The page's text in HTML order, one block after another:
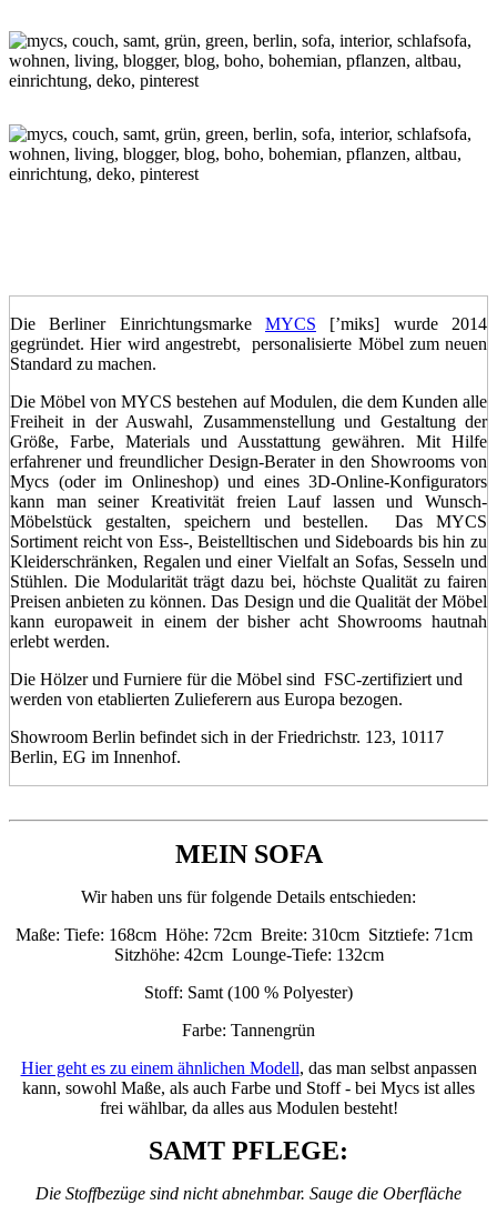
Die Berliner Einrichtungsmarke MYCS [’miks] wurde 2014
gegründet. Hier wird angestrebt, personalisierte Möbel zum neuen
Standard zu machen.
Die Möbel von MYCS bestehen auf Modulen, die dem Kunden alle
Freiheit in der Auswahl, Zusammenstellung und Gestaltung der
Größe, Farbe, Materials und Ausstattung gewähren. Mit Hilfe
erfahrener und freundlicher Design-Berater in den Showrooms von
Mycs (oder im Onlineshop) und eines 3D-Online-Konfigurators
kann man seiner Kreativität freien Lauf lassen und Wunsch-
Möbelstück gestalten, speichern und bestellen. Das MYCS
Sortiment reicht von Ess-, Beistelltischen und Sideboards bis hin zu
Kleiderschränken, Regalen und einer Vielfalt an Sofas, Sesseln und
Stühlen. Die Modularität trägt dazu bei, höchste Qualität zu fairen
Preisen anbieten zu können. Das Design und die Qualität der Möbel
kann europaweit in einem der bisher acht Showrooms hautnah
erlebt werden.
Die Hölzer und Furniere für die Möbel sind FSC-zertifiziert und
werden von etablierten Zulieferern aus Europa bezogen.
Showroom Berlin befindet sich in der Friedrichstr. 123, 10117
Berlin, EG im Innenhof.
MEIN SOFA
Wir haben uns für folgende Details entschieden:
Maße: Tiefe: 168cm Höhe: 72cm Breite: 310cm Sitztiefe: 71cm
Sitzhöhe: 42cm Lounge-Tiefe: 132cm
Stoff: Samt (100 % Polyester)
Farbe: Tannengrün
Hier geht es zu einem ähnlichen Modell, das man selbst anpassen
kann, sowohl Maße, als auch Farbe und Stoff - bei Mycs ist alles
frei wählbar, da alles aus Modulen besteht!
SAMT PFLEGE:
Die Stoffbezüge sind nicht abnehmbar. Sauge die Oberfläche